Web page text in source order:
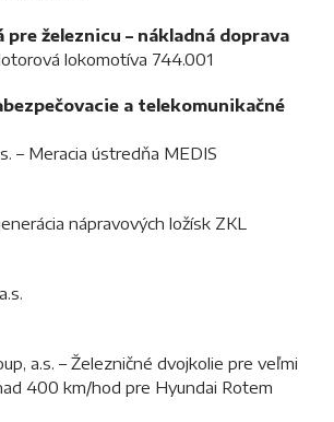
pre železnicu – nákladná doprava
lokomotíva 744.001
a telekomunikačné
– Meracia ústredňa MEDIS
nápravových ložísk ZKL
a.s. – Železničné dvojkolie pre veľmi
400 km/hod pre Hyundai Rotem